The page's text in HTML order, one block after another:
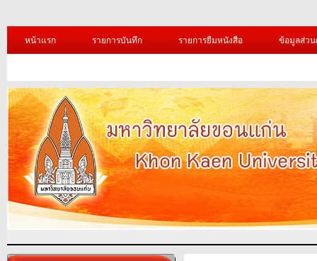
หน้าแรก รายการบันทึก รายการยืมหนังสือ ข้อมูลส่ว